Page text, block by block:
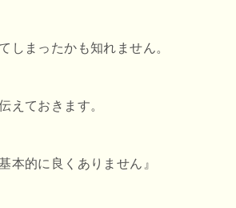
しまったかも知れません。
えておきます。
本的に良くありません』